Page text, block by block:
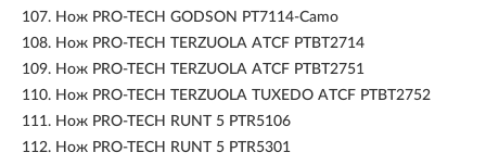
107. Нож PRO-TECH GODSON PT7114-Camo
108. Нож PRO-TECH TERZUOLA ATCF PTBT2714
109. Нож PRO-TECH TERZUOLA ATCF PTBT2751
110. Нож PRO-TECH TERZUOLA TUXEDO ATCF PTBT2752
111. Нож PRO-TECH RUNT 5 PTR5106
112. Нож PRO-TECH RUNT 5 PTR5301